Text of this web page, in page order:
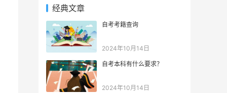
经典文章
自考考籍查询
2024年10月14日
自考本科有什么要求？
2024年10月14日